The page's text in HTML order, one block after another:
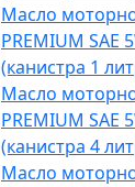
Масло
PREMIUM SAE
(канистра 1
Масло
PREMIUM SAE
(канистра 4
Масло